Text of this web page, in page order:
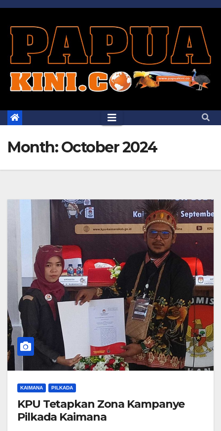
Skip
content
Month:October 2024
KAIMANA PILKADA
KPU Tetapkan Zona Kampanye
Pilkada Kaimana